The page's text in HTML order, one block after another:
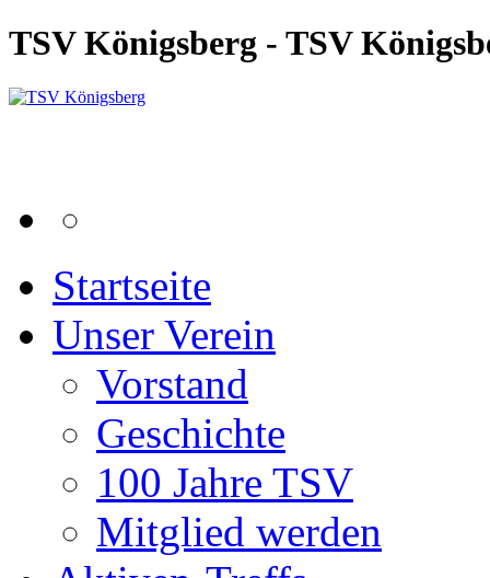
TSV Königsberg - TSV
Startseite
Unser Verein
Vorstand
Geschichte
100 Jahre TSV
Mitglied werden